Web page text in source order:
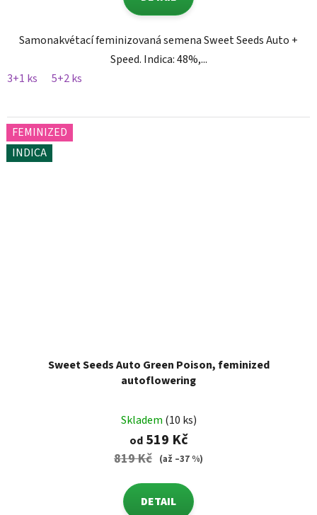
Samonakvétací feminizovaná semena Sweet Seeds Auto +
Speed. Indica: 48%,...
3+1 ks
5+2 ks
FEMINIZED
INDICA
Sweet Seeds Auto Green Poison, feminized
autoflowering
Skladem (10 ks)
od519 Kč
819 Kč (až –37 %)
DETAIL